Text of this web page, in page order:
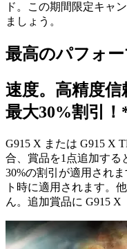
ド。この期間限定キャ
ましょう。
最高のパフォ
速度。高精度信
最大30%割引！
G915 X または G915 X
合、賞品を1点追加する
30%の割引が適用され
ト時に適用されます。
ん。追加賞品に G915 X